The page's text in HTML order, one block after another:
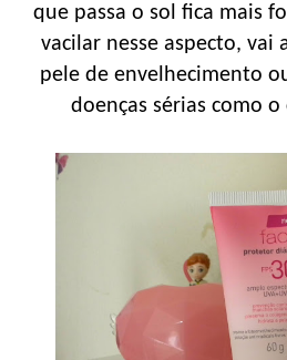
que passa o sol fica mais
vacilar nesse aspecto, vai
pele de envelhecimento
doenças sérias como o